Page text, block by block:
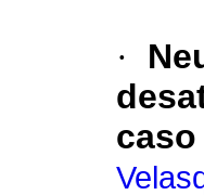
·
caso